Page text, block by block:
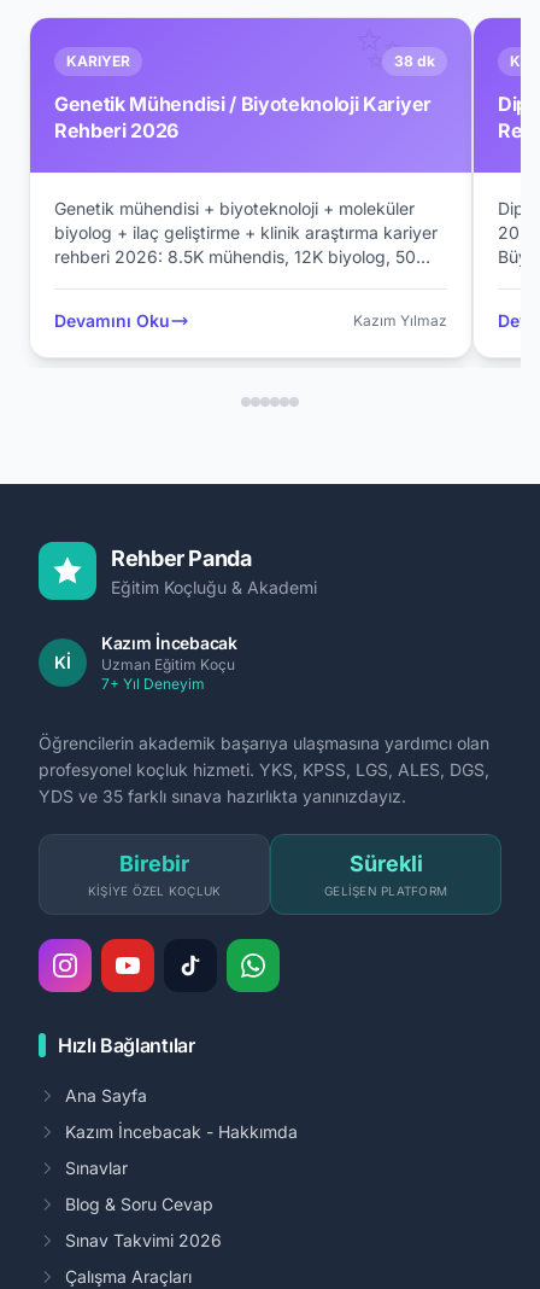
✨
KARIYER 38 dk
Genetik Mühendisi / Biyoteknoloji Kariyer
Rehberi 2026
Genetik mühendisi + biyoteknoloji + moleküler
biyolog + ilaç geliştirme + klinik araştırma kariyer
rehberi 2026: 8.5K mühendis, 12K biyolog, 50
Pfizer/Novartis/Roche Türkiye, premium
akademik (Harvard Med, MIT, Stanford).
Devamını Oku Kazım Yılmaz
Rehber Panda
Eğitim Koçluğu & Akademi
Kİ
Kazım İncebacak
Uzman Eğitim Koçu
7+ Yıl Deneyim
Öğrencilerin akademik başarıya ulaşmasına yardımcı olan
profesyonel koçluk hizmeti. YKS, KPSS, LGS, ALES, DGS,
YDS ve 35 farklı sınava hazırlıkta yanınızdayız.
Birebir
KIŞIYE ÖZEL KOÇLUK
Sürekli
GELIŞEN PLATFORM
Hızlı Bağlantılar
Ana Sayfa
Kazım İncebacak - Hakkımda
Sınavlar
Blog & Soru Cevap
Sınav Takvimi 2026
Çalışma Araçları